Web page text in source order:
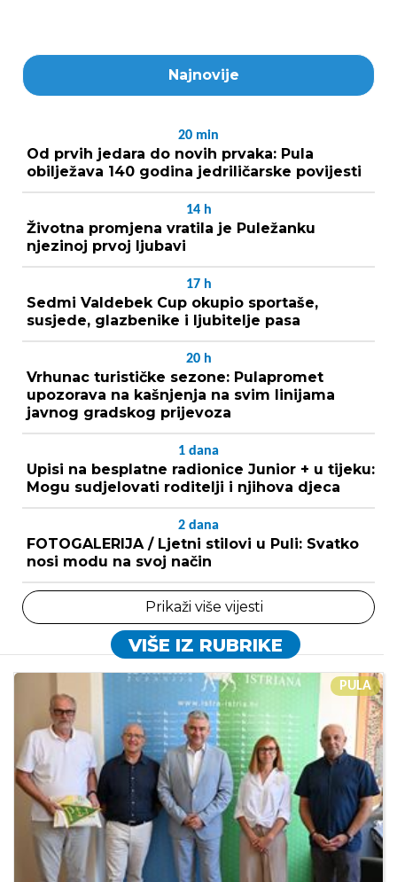
Najnovije
20 min
Od prvih jedara do novih prvaka: Pula
obilježava 140 godina jedriličarske povijesti
14 h
Životna promjena vratila je Puležanku
njezinoj prvoj ljubavi
17 h
Sedmi Valdebek Cup okupio sportaše,
susjede, glazbenike i ljubitelje pasa
20 h
Vrhunac turističke sezone: Pulapromet
upozorava na kašnjenja na svim linijama
javnog gradskog prijevoza
1 dana
Upisi na besplatne radionice Junior + u tijeku:
Mogu sudjelovati roditelji i njihova djeca
2 dana
FOTOGALERIJA / Ljetni stilovi u Puli: Svatko
nosi modu na svoj način
Prikaži više vijesti
VIŠE IZ RUBRIKE
PULA